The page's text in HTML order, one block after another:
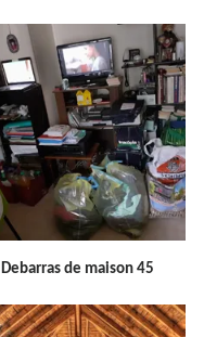
Debarras de maison 45